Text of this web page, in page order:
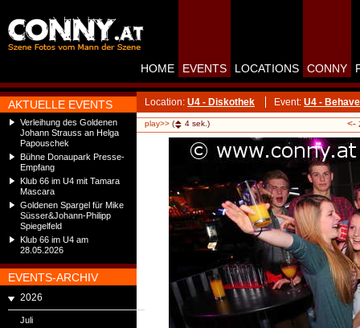
AKTUELLE EVENTS
Verleihung des Goldenen
Johann Strauss an Helga
Papouschek
Bühne Donaupark Presse-
Empfang
Klub 66 im U4 mit Tamara
Mascara
Goldenen Spargel für Mike
Süsser&Johann-Philipp
Spiegelfeld
Klub 66 im U4 am
28.05.2026
EVENTS-ARCHIV
2026
Juli
HOME EVENTS LOCATIONS CONNY
Location: U4 - Diskothek Event: U4 -
play>> ( 4 sek.) <-